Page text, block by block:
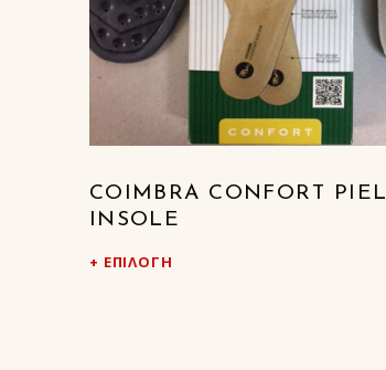
COIMBRA CONFORT PIEL
INSOLE
ΕΠΙΛΟΓΉ